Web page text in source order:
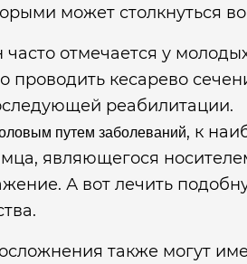
может столкнуться
часто отмечается у
проводить кесарево
реабилитации.
путем заболеваний, к
являющегося
А вот лечить
также могут